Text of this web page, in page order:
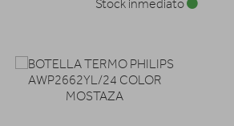
Stock inmediato